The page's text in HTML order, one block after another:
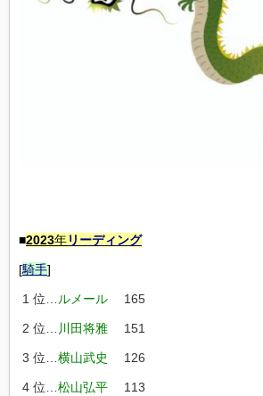
■2023年リーディング
[騎手]
1 位…ルメール 165
2 位… 川田将雅 151
3 位…横山武史 126
4 位…松山弘平 113